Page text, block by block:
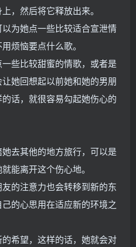
，然后将它释放出来。
为她点一些比较适合宣泄情
烦恼要点什么歌。
些比较甜蜜的情歌，或者是
她回想起以前她和她的男朋
话，就很容易勾起她伤心的
去其他的地方旅行，可以是
能离开这个伤心地。
的注意力也会转移到新的东
的心思用在适应新的环境之
希望，这样的话，她就会对